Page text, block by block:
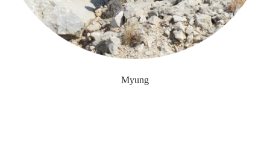
Myung